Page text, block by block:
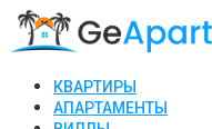
КВАРТИРЫ
АПАРТАМЕНТЫ